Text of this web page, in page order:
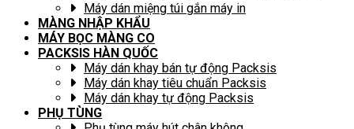
Máy dán miệng túi gắn máy in
MÀNG NHẬP KHẨU
MÁY BỌC MÀNG CO
PACKSIS HÀN QUỐC
Máy dán khay bán tự động Packsis
Máy dán khay tiêu chuẩn Packsis
Máy dán khay tự động Packsis
PHỤ TÙNG